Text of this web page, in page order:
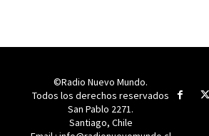
©Radio Nuevo Mundo.
Todos los derechos reservados
San Pablo 2271.
Santiago, Chile